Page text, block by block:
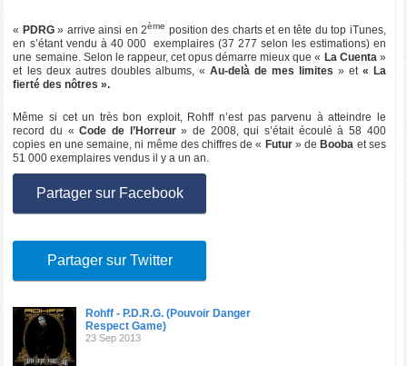
« PDRG» arrive ainsi en 2ème position des charts et en tête du top iTunes,
en s’étant vendu à 40 000 exemplaires (37 277 selon les estimations) en
une semaine. Selon le rappeur, cet opus démarre mieux que « La Cuenta »
et les deux autres doubles albums, « Au-delà de mes limites » et « La
fierté des nôtres ».
Même si cet un très bon exploit, Rohff n’est pas parvenu à atteindre le
record du « Code de l’Horreur» de 2008, qui s’était écoulé à 58 400
copies en une semaine, ni même des chiffres de « Futur » de Booba et ses
51 000 exemplaires vendus il y a un an.
Partager sur Facebook
Partager sur Twitter
Rohff - P.D.R.G. (Pouvoir Danger
Respect Game)
23 Sep 2013